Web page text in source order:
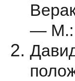
— М.: